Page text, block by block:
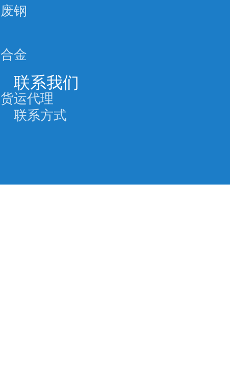
废钢
合金
货运代理
联系我们
联系方式